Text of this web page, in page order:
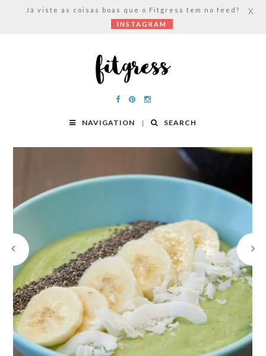
NAVIGATION SEARCH
Já viste as coisas boas que o Fitgress tem no feed?
INSTAGRAM
X